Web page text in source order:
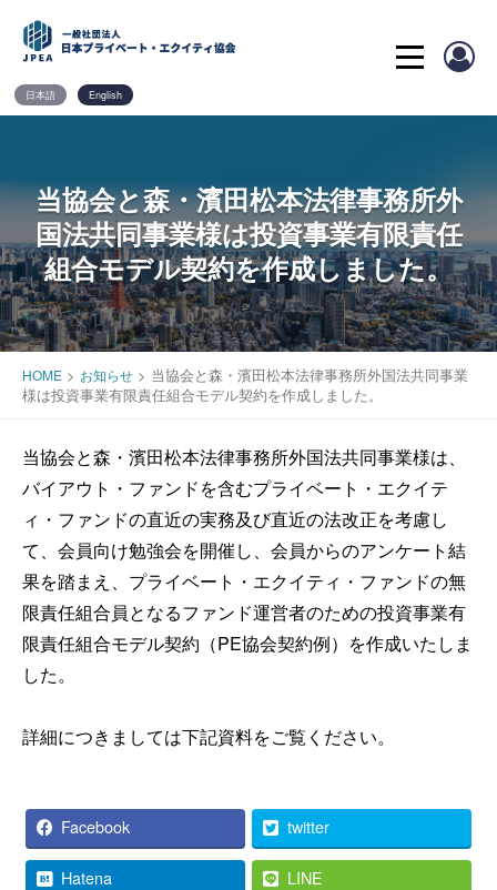
content
日本語 English
当協会と森・濱田松本法律事務所外
国法共同事業様は投資事業有限責任
組合モデル契約を作成しました。
HOME > お知らせ > 当協会と森・濱田松本法律事務所外国法共同事業
様は投資事業有限責任組合モデル契約を作成しました。
当協会と森・濱田松本法律事務所外国法共同事業様は、
バイアウト・ファンドを含むプライベート・エクイテ
ィ・ファンドの直近の実務及び直近の法改正を考慮し
て、会員向け勉強会を開催し、会員からのアンケート結
果を踏まえ、プライベート・エクイティ・ファンドの無
限責任組合員となるファンド運営者のための投資事業有
限責任組合モデル契約（PE協会契約例）を作成いたしま
した。
詳細につきましては下記資料をご覧ください。
Facebook twitter
Hatena LINE